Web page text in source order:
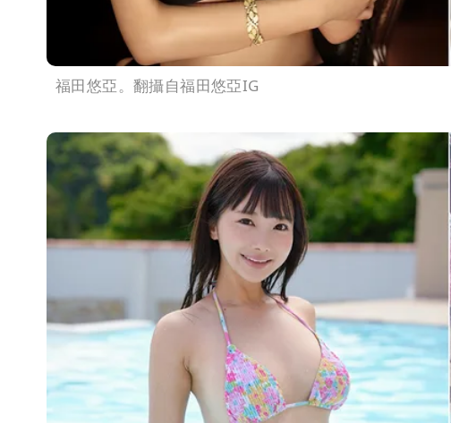
福田悠亞。翻攝自福田悠亞IG